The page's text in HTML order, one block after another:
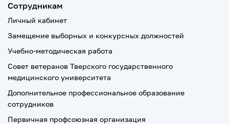
Сотрудникам
Личный кабинет
Замещение выборных и конкурсных должностей
Учебно-методическая работа
Совет ветеранов Тверского государственного
медицинского университета
Дополнительное профессиональное образование
сотрудников
Первичная профсоюзная организация